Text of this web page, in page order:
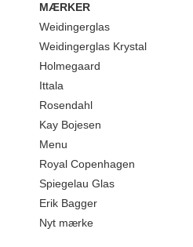
MÆRKER
Weidingerglas
Weidingerglas Krystal
Holmegaard
Ittala
Rosendahl
Kay Bojesen
Menu
Royal Copenhagen
Spiegelau Glas
Erik Bagger
Nyt mærke